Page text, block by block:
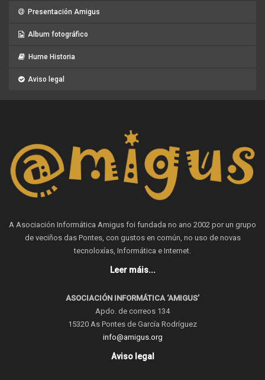
Presentación Amigus
Album fotográfico
Hume Historia
Aviso legal
A Asociación Informática Amigus foi fundada no ano 2002 por un grupo
de veciños das Pontes, con gustos en común, no uso de novas
tecnoloxías, Informática e Internet.
Leer máis...
ASOCIACIÓN INFORMÁTICA ‘AMIGUS’
Apdo. de correos 134
15320 As Pontes de García Rodríguez
info@amigus.org
Aviso legal